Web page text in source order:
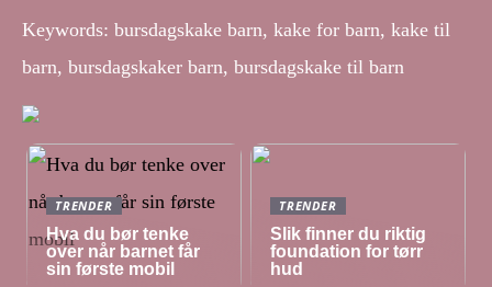
Keywords: bursdagskake barn, kake for barn, kake til
barn, bursdagskaker barn, bursdagskake til barn
TRENDER
Hva du bør tenke
over når barnet får
sin første mobil
TRENDER
Slik finner du riktig
foundation for tørr
hud